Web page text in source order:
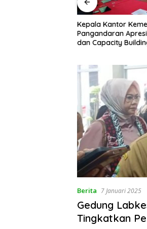
Kepala Kantor
Pangandaran
dan Capacity
Berita 7 Januari 2025
Gedung
Tingkatkan